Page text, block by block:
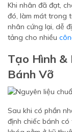
Khi nhân đã đạt,
đó, làm mát trong
nhân cứng lại, dễ
tảng cho nhiều
Tạo Hình &
Bánh Vỡ
Sau khi có phần
định chiếc bánh